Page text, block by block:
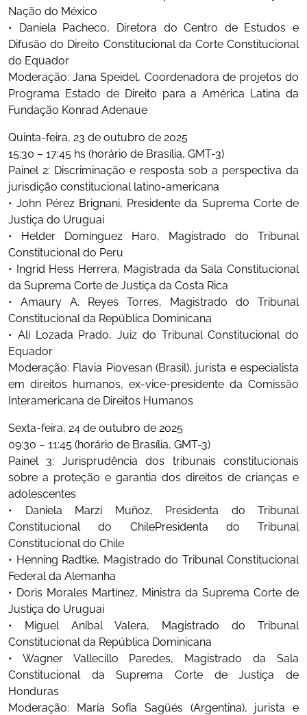
Nação do México
• Daniela Pacheco, Diretora do Centro de Estudos e
Difusão do Direito Constitucional da Corte Constitucional
do Equador
Moderação: Jana Speidel, Coordenadora de projetos do
Programa Estado de Direito para a América Latina da
Fundação Konrad Adenaue
Quinta-feira, 23 de outubro de 2025
15:30 – 17:45 hs (horário de Brasília, GMT-3)
Painel 2: Discriminação e resposta sob a perspectiva da
jurisdição constitucional latino-americana
• John Pérez Brignani, Presidente da Suprema Corte de
Justiça do Uruguai
• Helder Domínguez Haro, Magistrado do Tribunal
Constitucional do Peru
• Ingrid Hess Herrera, Magistrada da Sala Constitucional
da Suprema Corte de Justiça da Costa Rica
• Amaury A. Reyes Torres, Magistrado do Tribunal
Constitucional da República Dominicana
• Alí Lozada Prado, Juiz do Tribunal Constitucional do
Equador
Moderação: Flavia Piovesan (Brasil), jurista e especialista
em direitos humanos, ex-vice-presidente da Comissão
Interamericana de Direitos Humanos
Sexta-feira, 24 de outubro de 2025
09:30 – 11:45 (horário de Brasília, GMT-3)
Painel 3: Jurisprudência dos tribunais constitucionais
sobre a proteção e garantia dos direitos de crianças e
adolescentes
• Daniela Marzi Muñoz, Presidenta do Tribunal
Constitucional do ChilePresidenta do Tribunal
Constitucional do Chile
• Henning Radtke, Magistrado do Tribunal Constitucional
Federal da Alemanha
• Doris Morales Martínez, Ministra da Suprema Corte de
Justiça do Uruguai
• Miguel Aníbal Valera, Magistrado do Tribunal
Constitucional da República Dominicana
• Wagner Vallecillo Paredes, Magistrado da Sala
Constitucional da Suprema Corte de Justiça de
Honduras
Moderação: María Sofía Sagüés (Argentina), jurista e